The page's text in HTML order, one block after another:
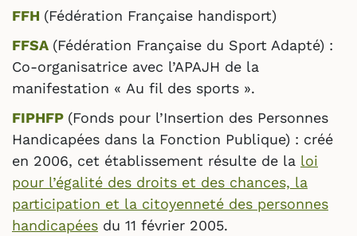
FFH (Fédération Française handisport)
FFSA (Fédération Française du Sport Adapté) :
Co-organisatrice avec l’APAJH de la
manifestation « Au fil des sports ».
FIPHFP (Fonds pour l’Insertion des Personnes
Handicapées dans la Fonction Publique) : créé
en 2006, cet établissement résulte de la loi
pour l’égalité des droits et des chances, la
participation et la citoyenneté des personnes
handicapées du 11 février 2005.